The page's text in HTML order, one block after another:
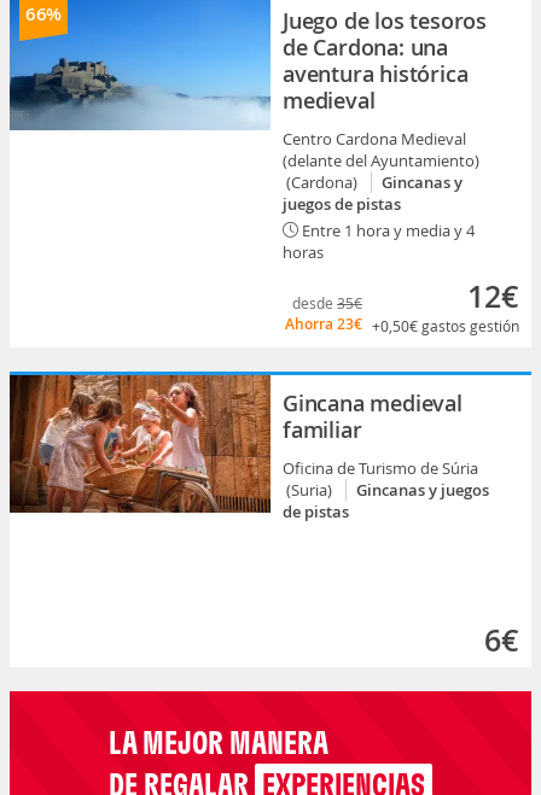
66%
Juego de los tesoros
de Cardona: una
aventura histórica
medieval
Centro Cardona Medieval
(delante del Ayuntamiento)
(Cardona)
Gincanas y
juegos de pistas
Entre 1 hora y media y 4
horas
desde 35€
Ahorra 23€
12€
+0,50€gastos gestión
Gincana medieval
familiar
Oficina de Turismo de Súria
(Suria)
Gincanas y juegos
de pistas
6€
LA MEJOR MANERA
DE REGALAR EXPERIENCIAS